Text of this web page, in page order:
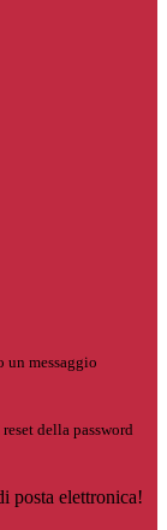
un messaggio
della password
posta elettronica!